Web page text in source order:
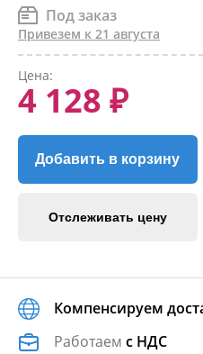
Под заказ
Привезем к 21 августа
Цена:
4 128 ₽
Добавить в корзину
Отслеживать цену
Компенсируем
Работаем с НДС